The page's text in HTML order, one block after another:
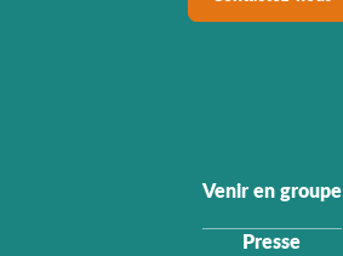
Venir en groupe
Presse